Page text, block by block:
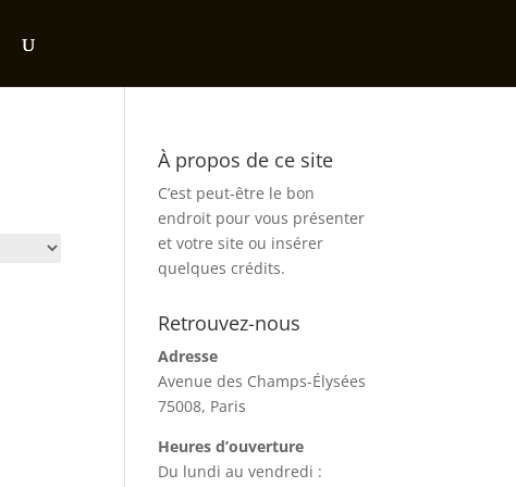
À propos de ce site
C’est peut-être le bon
endroit pour vous présenter
et votre site ou insérer
quelques crédits.
Retrouvez-nous
Adresse
Avenue des Champs-Élysées
75008, Paris
Heures d’ouverture
Du lundi au vendredi :